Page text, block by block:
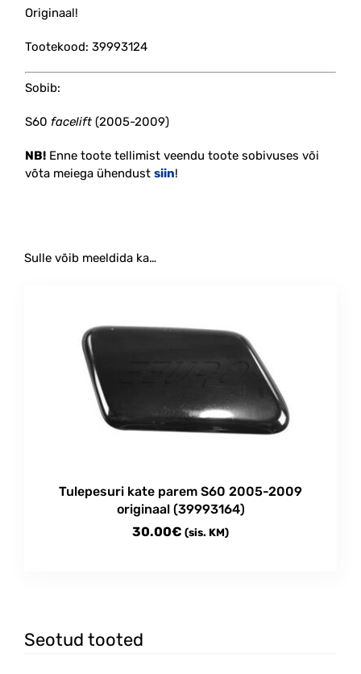
Originaal!
Tootekood: 39993124
Sobib:
S60 facelift (2005-2009)
NB! Enne toote tellimist veendu toote sobivuses või
võta meiega ühendust siin!
Sulle võib meeldida ka…
Tulepesuri kate parem S60 2005-2009
originaal (39993164)
30.00€ (sis. KM)
Seotud tooted